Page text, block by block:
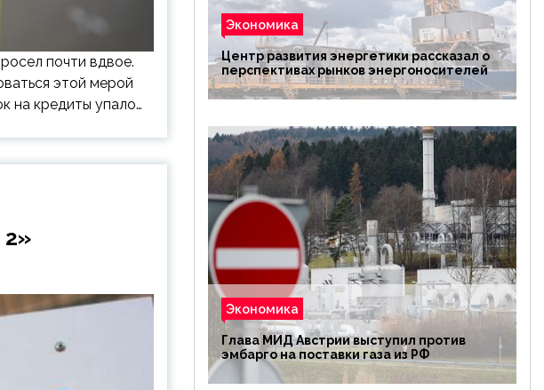
почти вдвое.
этой мерой
на кредиты упало…
2»
Экономика
Центр развития энергетики рассказал о
перспективах рынков энергоносителей
Экономика
Глава МИД Австрии выступил против
эмбарго на поставки газа из РФ